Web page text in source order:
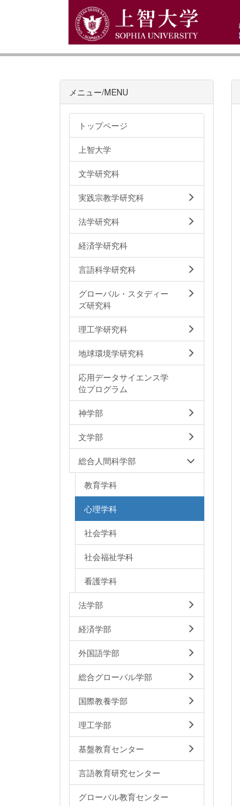
メニュー/MENU
トップページ
上智大学
文学研究科
実践宗教学研究科
法学研究科
経済学研究科
言語科学研究科
グローバル・スタディー
ズ研究科
理工学研究科
地球環境学研究科
応用データサイエンス学
位プログラム
神学部
文学部
総合人間科学部
教育学科
心理学科
社会学科
社会福祉学科
看護学科
法学部
経済学部
外国語学部
総合グローバル学部
国際教養学部
理工学部
基盤教育センター
言語教育研究センター
グローバル教育センター